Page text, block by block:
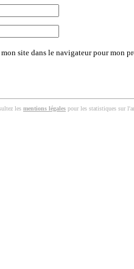
site dans le navigateur pour mon
les mentions légales pour les statistiques sur